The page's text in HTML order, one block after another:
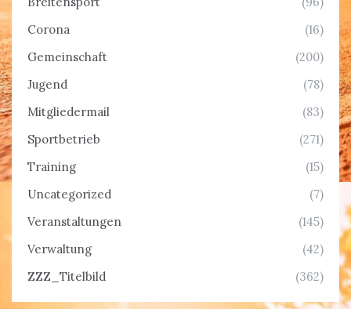
Corona
(16)
Gemeinschaft
(200)
Jugend
(78)
Mitgliedermail
(83)
Sportbetrieb
(271)
Training
(15)
Uncategorized
(7)
Veranstaltungen
(145)
Verwaltung
(42)
ZZZ_Titelbild
(362)